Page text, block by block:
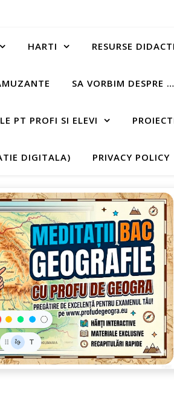
HARTI RESURSE
SA VORBIM DESPRE …
PT PROFI SI ELEVI
DIGITALA) PRIVACY POLICY